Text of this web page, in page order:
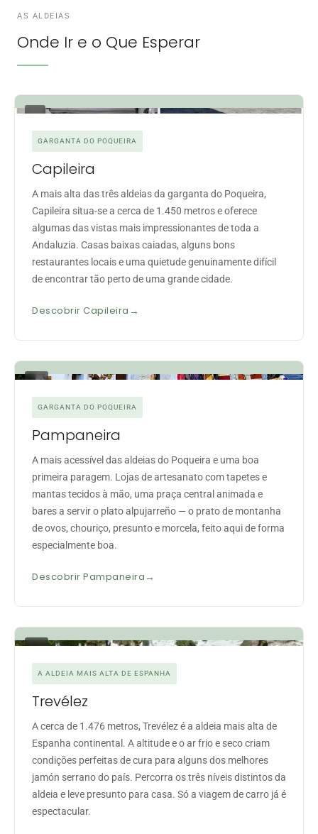
AS ALDEIAS
Onde Ir e o Que Esperar
01
GARGANTA DO POQUEIRA
Capileira
A mais alta das três aldeias da garganta do Poqueira,
Capileira situa-se a cerca de 1.450 metros e oferece
algumas das vistas mais impressionantes de toda a
Andaluzia. Casas baixas caiadas, alguns bons
restaurantes locais e uma quietude genuinamente difícil
de encontrar tão perto de uma grande cidade.
Descobrir Capileira
02
GARGANTA DO POQUEIRA
Pampaneira
A mais acessível das aldeias do Poqueira e uma boa
primeira paragem. Lojas de artesanato com tapetes e
mantas tecidos à mão, uma praça central animada e
bares a servir o plato alpujarreño — o prato de montanha
de ovos, chouriço, presunto e morcela, feito aqui de forma
especialmente boa.
Descobrir Pampaneira
03
A ALDEIA MAIS ALTA DE ESPANHA
Trevélez
A cerca de 1.476 metros, Trevélez é a aldeia mais alta de
Espanha continental. A altitude e o ar frio e seco criam
condições perfeitas de cura para alguns dos melhores
jamón serrano do país. Percorra os três níveis distintos da
aldeia e leve presunto para casa. Só a viagem de carro já é
espectacular.